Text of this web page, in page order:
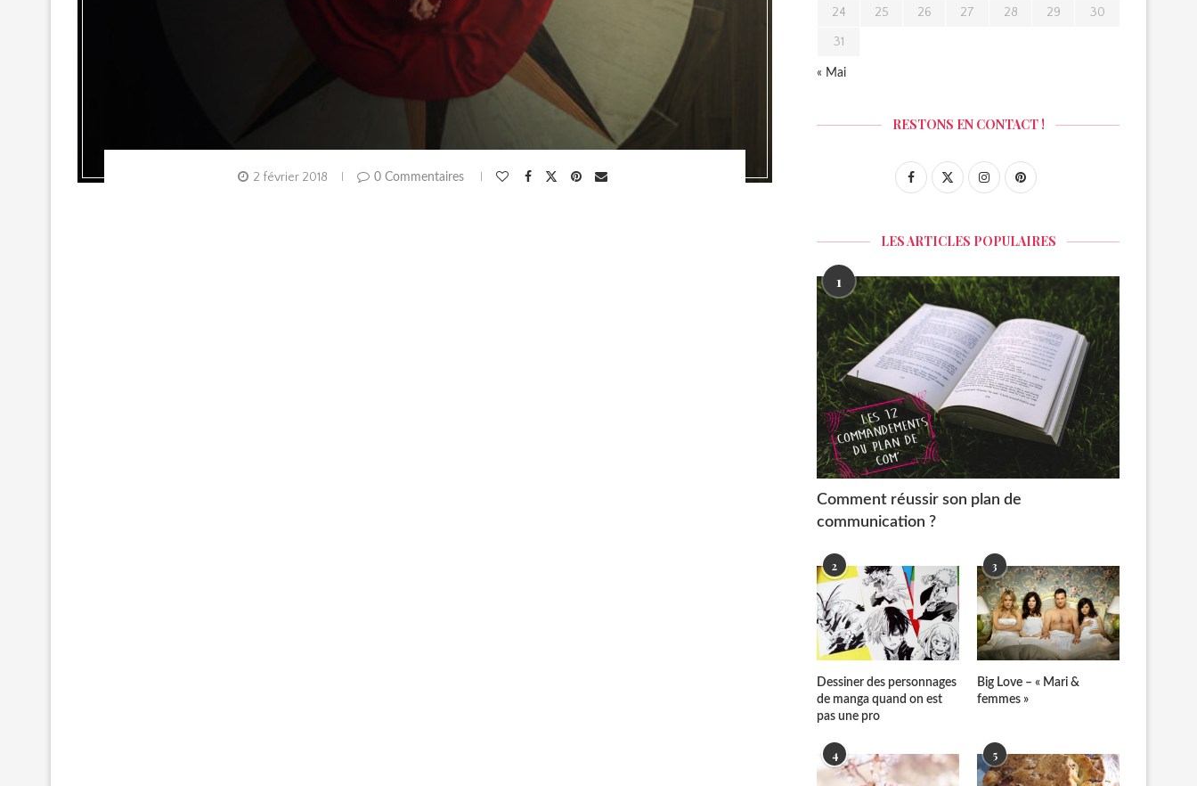
2 février 2018 0 Commentaires
24 25 26 27 28 29 30
31
« Mai
RESTONS EN CONTACT !
LES ARTICLES POPULAIRES
1
Comment réussir son plan de
communication ?
2
Dessiner des personnages
de manga quand on est
pas une pro
3
Big Love – « Mari &
femmes »
4 5